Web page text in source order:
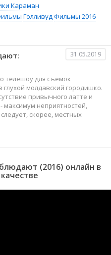
Караман
Голливуд Фильмы 2016
31.05.2019
телешоу для съемок
молдавский городишко.
привычного латте и
максимум неприятностей,
скорее, местных
(2016) онлайн в